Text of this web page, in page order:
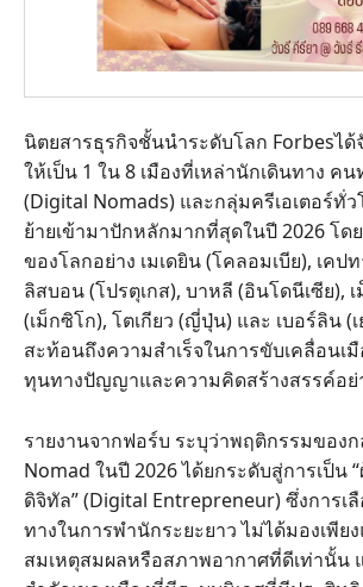
นิตยสารธุรกิจชั้นนำระดับโลก Forbesได้
ให้เป็น 1 ใน 8 เมืองที่เหล่านักเดินทาง ค
(Digital Nomads) และกลุ่มครีเอเตอร์ทั่
ย้ายเข้ามาปักหลักมากที่สุดในปี 2026 โด
ของโลกอย่าง เมเดยิน (โคลอมเบีย), เคป
ลิสบอน (โปรตุเกส), บาหลี (อินโดนีเซีย),
(เม็กซิโก), โตเกียว (ญี่ปุ่น) และ เบอร์ลิน (
สะท้อนถึงความสำเร็จในการขับเคลื่อนเ
ทุนทางปัญญาและความคิดสร้างสรรค์อย่
รายงานจากฟอร์บ ระบุว่าพฤติกรรมของ
Nomad ในปี 2026 ได้ยกระดับสู่การเป็น
ดิจิทัล” (Digital Entrepreneur) ซึ่งการเ
ทางในการพำนักระยะยาว ไม่ได้มองเพี
สมเหตุสมผลหรือสภาพอากาศที่ดีเท่านั้น